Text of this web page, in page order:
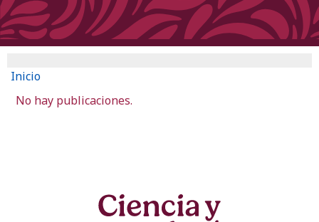
Inicio
No hay publicaciones.